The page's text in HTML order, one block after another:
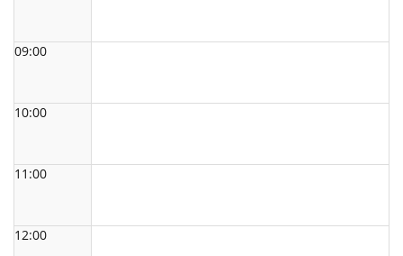
09:00
10:00
11:00
12:00